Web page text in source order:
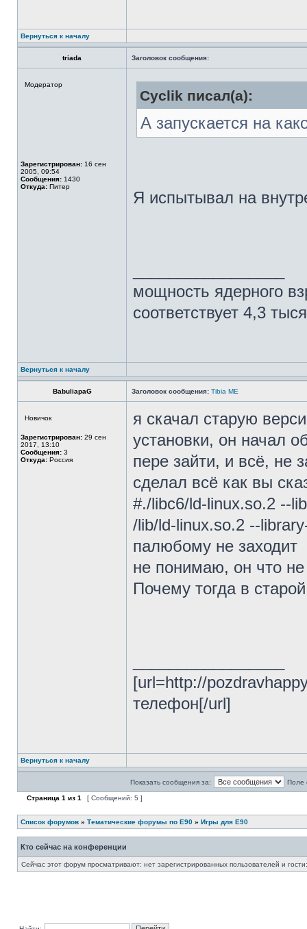
Вернуться к началу
triada Заголовок сообщения:
Модератор
Зарегистрирован: 16 сен
2005, 09:54
Сообщения: 1430
Откуда: Питер
Cyclik писал(а):
А запускается на
Я испытывал на
мощность ядерного
соответствует 4,3
Вернуться к началу
BabuliapaG Заголовок сообщения: Tibia ME
Новичок
Зарегистрирован: 29 сен
2017, 13:10
Сообщения: 3
Откуда: Россия
я скачал старую
установки, он начал
пере зайти, и всё, не
сделал всё как вы
#./libc6/ld-linux.so.2 --
/lib/ld-linux.so.2 --
палюбому не заходит
не понимаю, он что
Почему тогда в
[url=http://
телефон[/url]
Вернуться к началу
Показать сообщения за: Поле
Страница 1 из 1 [ Сообщений: 5 ]
Список форумов » Тематические форумы по E90 » Игры для E90
Кто сейчас на конференции
Сейчас этот форум просматривают: нет зарегистрированных пользователей и